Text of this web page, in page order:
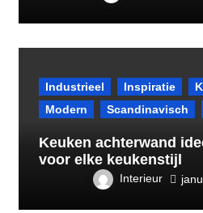
Industrieel Inspiratie
Modern
Scandinavisch
Keuken achterwand
voor elke keukenstijl
Interieur